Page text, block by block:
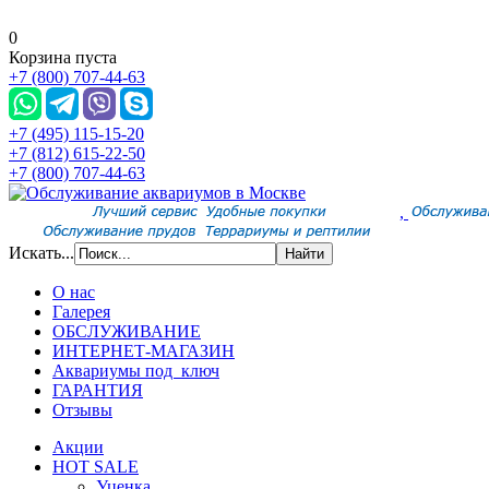
0
Корзина пуста
+7 (800) 707-44-63
+7 (495) 115-15-20
+7 (812) 615-22-50
+7 (800) 707-44-63
,
Искать...
О нас
Галерея
ОБСЛУЖИВАНИЕ
ИНТЕРНЕТ-МАГАЗИН
Аквариумы под ключ
ГАРАНТИЯ
Отзывы
Акции
HOT SALE